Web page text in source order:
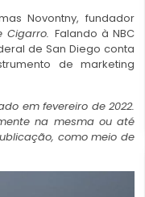
Novontny, fundador
Cigarro. Falando à NBC
de San Diego conta
de marketing
em fevereiro de 2022.
na mesma ou até
como meio de